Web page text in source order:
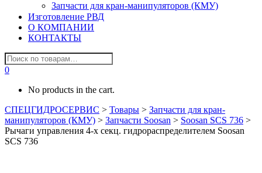
Запчасти для кран-манипуляторов (КМУ)
Изготовление РВД
О КОМПАНИИ
КОНТАКТЫ
0
No products in the cart.
СПЕЦГИДРОСЕРВИС > Товары > Запчасти для кран-
манипуляторов (КМУ) > Запчасти Soosan > Soosan SCS 736 >
Рычаги управления 4-х секц. гидрораспределителем Soosan
SCS 736